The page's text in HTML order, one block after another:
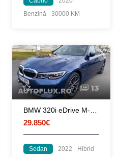
Benzină
30000 KM
13
29.850€
Sedan 2022
Hibrid